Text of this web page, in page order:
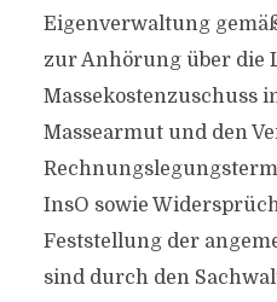
Eigenverwaltung
zur Anhörung über die
Massekostenzuschuss
Massearmut und den
InsO sowie
Feststellung der
sind durch den